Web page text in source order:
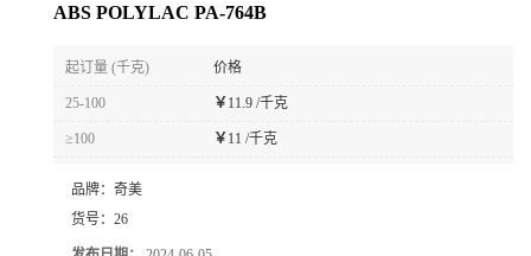
ABS POLYLAC PA-764B
起订量 (千克) 价格
25-100 ￥11.9 /千克
≥100 ￥11 /千克
品牌： 奇美
货号： 26